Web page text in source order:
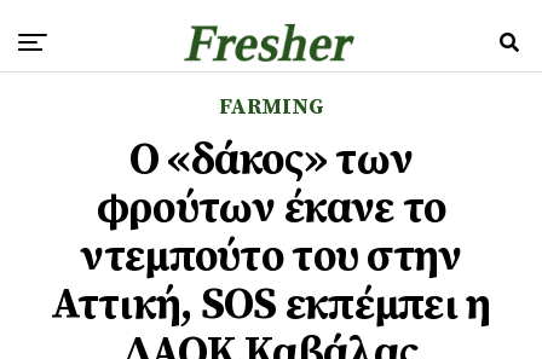
FARMING
Ο «δάκος» των
φρούτων έκανε το
ντεμπούτο του στην
Αττική, SOS εκπέμπει η